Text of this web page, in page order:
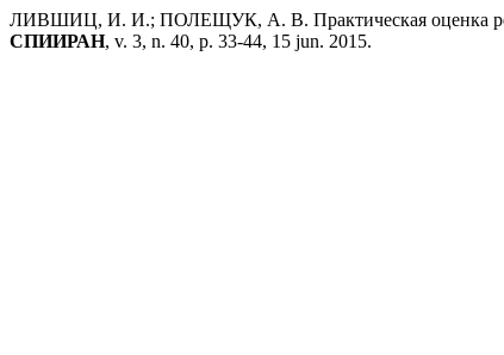
ЛИВШИЦ, И. И.; ПОЛЕЩУК, А. В. Практическая оценка
СПИИРАН, v. 3, n. 40, p. 33-44, 15 jun. 2015.